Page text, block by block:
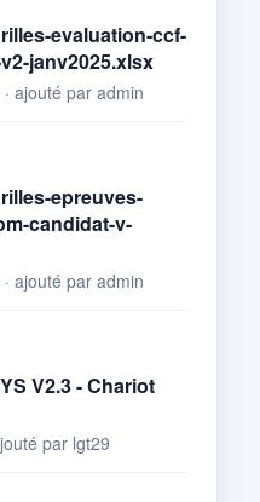
evaluation-ccf-
janv2025.xlsx
ajouté par admin
epreuves-
candidat-v-
ajouté par admin
V2.3 - Chariot
par lgt29